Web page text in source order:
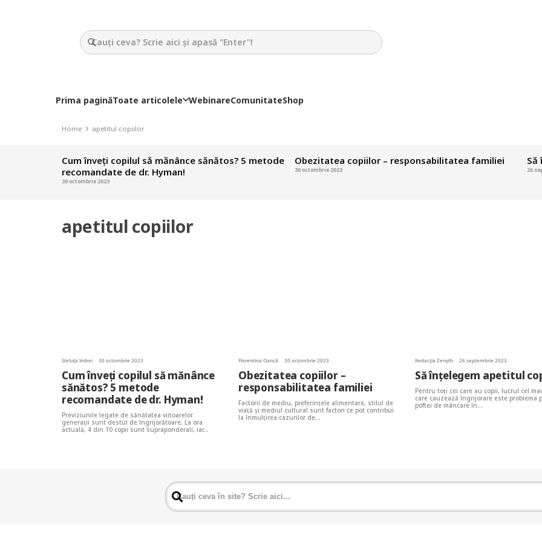
Prima paginăToate articolele WebinareComunitateShop
Home apetitul copiilor
Cum înveți copilul să mănânce sănătos? 5 metode
recomandate de dr. Hyman!
30 octombrie 2023
Obezitatea copiilor – responsabilitatea familiei
30 octombrie 2023 26
apetitul copiilor
Steluța Indrei 30 octombrie 2023
Cum înveți copilul să mănânce
sănătos? 5 metode
recomandate de dr. Hyman!
Previziunile legate de sănătatea viitoarelor
generații sunt destul de îngrijorătoare. La ora
actuală, 4 din 10 copii sunt supraponderali, iar…
Florentina Oancă 30 octombrie 2023
Obezitatea copiilor –
responsabilitatea familiei
Factorii de mediu, preferințele alimentare, stilul de
viață și mediul cultural sunt factori ce pot contribui
la înmulțirea cazurilor de…
Redacția Zenyth 26 septembrie 2023
Să înţelegem apetitul
Pentru toţi cei care au copii, lucrul cel
care cauzează îngrijorare este problema
poftei de mâncare în…